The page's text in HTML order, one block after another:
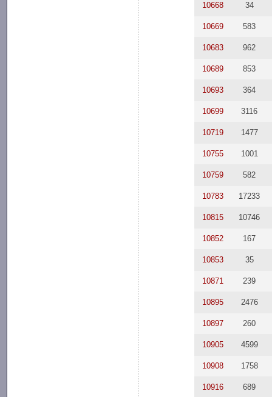
10668 34
10669 583
10683 962
10689 853
10693 364
10699 3116
10719 1477
10755 1001
10759 582
10783 17233
10815 10746
10852 167
10853 35
10871 239
10895 2476
10897 260
10905 4599
10908 1758
10916 689